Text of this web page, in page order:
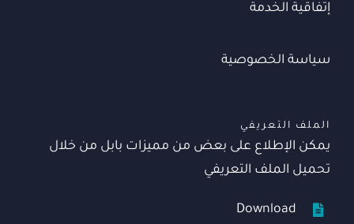
إتفاقية الخدمة
سياسة الخصوصية
الملف التعريفي
يمكن الإطلاع على بعض من مميزات بابل من خلال
تحميل الملف التعريفي
Download